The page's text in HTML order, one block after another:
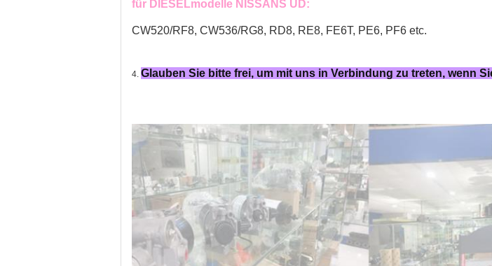
für DIESELmodelle NISSANS UD:
CW520/RF8, CW536/RG8, RD8, RE8, FE6T, PE6, PF6 etc.
4. Glauben Sie bitte frei, um mit uns in Verbindung zu treten, wenn